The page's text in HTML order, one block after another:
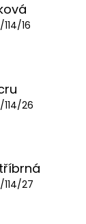
16
26
27